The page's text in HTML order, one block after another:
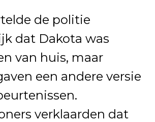
de politie
dat Dakota was
van huis, maar
een andere versie
verklaarden dat